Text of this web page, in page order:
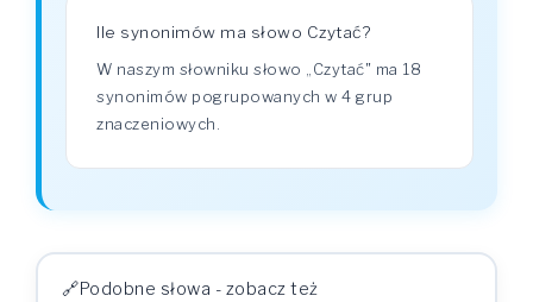
Ile synonimów ma słowo Czytać?
W naszym słowniku słowo „Czytać" ma 18
synonimów pogrupowanych w 4 grup
znaczeniowych.
Podobne słowa - zobacz też